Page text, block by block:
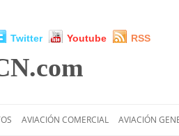
Twitter Youtube RSS
.com
AVIACIÓN COMERCIAL AVIACIÓN